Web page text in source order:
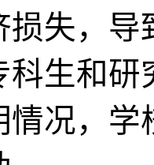
损失，
科生和
情况，